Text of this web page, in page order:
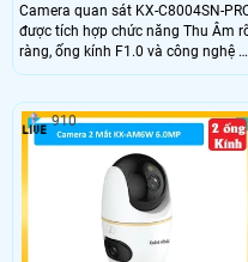
Camera quan sát KX-C8004SN-
được tích hợp chức năng Thu Âm
ràng, ống kính F1.0 và công nghệ AI-
ISP mang lại hình ảnh ban đêm
và Chống Ngược Sáng giúp tăng
cường độ sáng và chất lượng hình
ảnh, cho phép xem rõ hơn dù ở đâu.
910